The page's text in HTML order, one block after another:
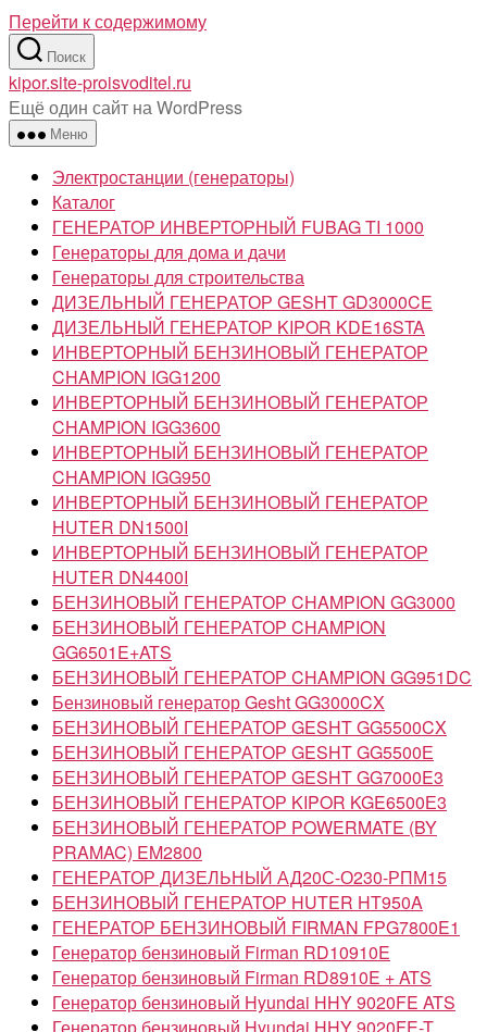
Перейти к содержимому
Поиск
kipor.site-proisvoditel.ru
Ещё один сайт на WordPress
Меню
Электростанции (генераторы)
Каталог
ГЕНЕРАТОР ИНВЕРТОРНЫЙ FUBAG TI 1000
Генераторы для дома и дачи
Генераторы для строительства
ДИЗЕЛЬНЫЙ ГЕНЕРАТОР GESHT GD3000CE
ДИЗЕЛЬНЫЙ ГЕНЕРАТОР KIPOR KDE16STA
ИНВЕРТОРНЫЙ БЕНЗИНОВЫЙ ГЕНЕРАТОР
CHAMPION IGG1200
ИНВЕРТОРНЫЙ БЕНЗИНОВЫЙ ГЕНЕРАТОР
CHAMPION IGG3600
ИНВЕРТОРНЫЙ БЕНЗИНОВЫЙ ГЕНЕРАТОР
CHAMPION IGG950
ИНВЕРТОРНЫЙ БЕНЗИНОВЫЙ ГЕНЕРАТОР
HUTER DN1500I
ИНВЕРТОРНЫЙ БЕНЗИНОВЫЙ ГЕНЕРАТОР
HUTER DN4400I
БЕНЗИНОВЫЙ ГЕНЕРАТОР CHAMPION GG3000
БЕНЗИНОВЫЙ ГЕНЕРАТОР CHAMPION
GG6501E+ATS
БЕНЗИНОВЫЙ ГЕНЕРАТОР CHAMPION GG951DC
Бензиновый генератор Gesht GG3000CX
БЕНЗИНОВЫЙ ГЕНЕРАТОР GESHT GG5500CX
БЕНЗИНОВЫЙ ГЕНЕРАТОР GESHT GG5500Е
БЕНЗИНОВЫЙ ГЕНЕРАТОР GESHT GG7000E3
БЕНЗИНОВЫЙ ГЕНЕРАТОР KIPOR KGE6500Е3
БЕНЗИНОВЫЙ ГЕНЕРАТОР POWERMATE (BY
PRAMAC) EM2800
ГЕНЕРАТОР ДИЗЕЛЬНЫЙ АД20С-О230-РПМ15
БЕНЗИНОВЫЙ ГЕНЕРАТОР HUTER HT950A
ГЕНЕРАТОР БЕНЗИНОВЫЙ FIRMAN FPG7800E1
Генератор бензиновый Firman RD10910E
Генератор бензиновый Firman RD8910E + ATS
Генератор бензиновый Hyundai HHY 9020FE ATS